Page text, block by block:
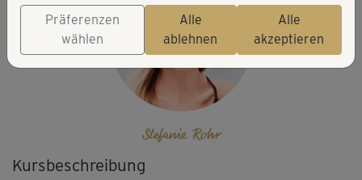
Kursbeschreibung
Stefanie Rohr
Präferenzen
wählen
Alle
ablehnen
Alle
akzeptieren